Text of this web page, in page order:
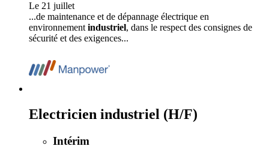
Le 21 juillet
...de maintenance et de dépannage électrique en
environnement industriel, dans le respect des consignes de
sécurité et des exigences...
Electricien industriel (H/F)
Intérim